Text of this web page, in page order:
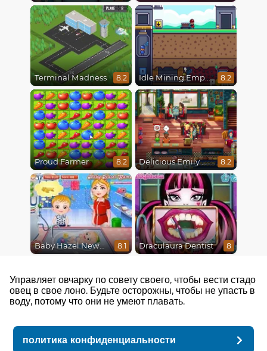
Terminal Madness 8.2 Idle Mining Empire 8.2
Proud Farmer 8.2 Delicious Emily New Beginning 8.2
Baby Hazel Newborn Vaccination 8.1 Draculaura Dentist 8
Управляет овчарку по совету своего, чтобы вести стадо
овец в свое лоно. Будьте осторожны, чтобы не упасть в
воду, потому что они не умеют плавать.
политика конфиденциальности